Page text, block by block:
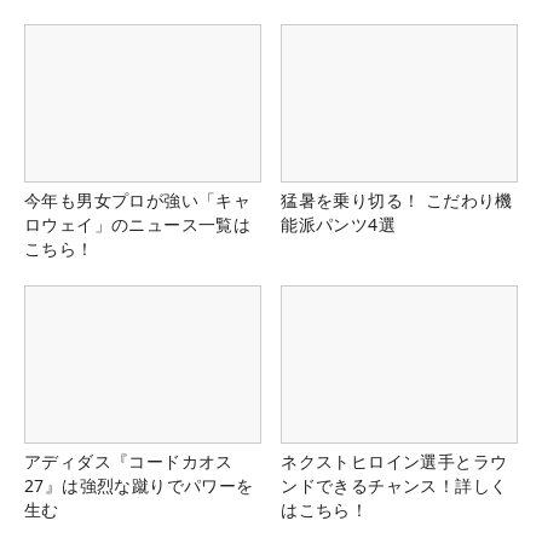
今年も男女プロが強い「キャ
ロウェイ」のニュース一覧は
こちら！
猛暑を乗り切る！ こだわり機
能派パンツ4選
アディダス『コードカオス
27』は強烈な蹴りでパワーを
生む
ネクストヒロイン選手とラウ
ンドできるチャンス！詳しく
はこちら！